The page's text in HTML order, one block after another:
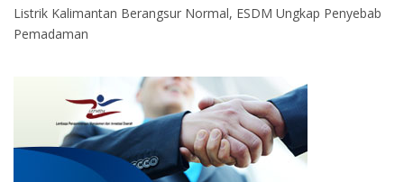
Listrik Kalimantan Berangsur Normal, ESDM Ungkap Penyebab
Pemadaman